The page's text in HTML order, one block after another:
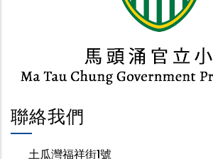
聯絡我們
土瓜灣福祥街1號